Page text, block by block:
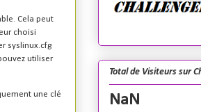
Cela peut
choisi
syslinux.cfg
utiliser
une clé
Total de Visiteurs sur
NaN